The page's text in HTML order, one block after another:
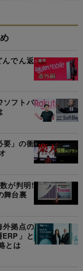
でん返
ソフトバ
要」の衝
が判明!
舞台裏
外拠点の
」と
とは